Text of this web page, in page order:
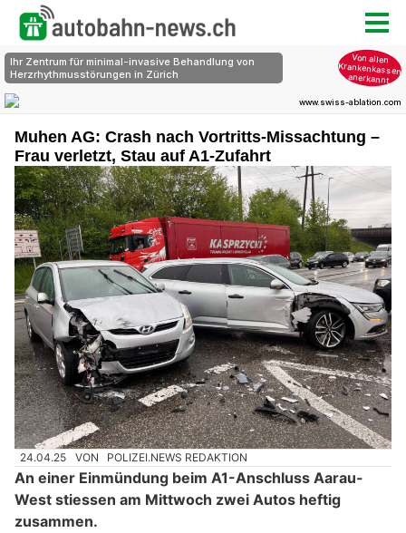
Muhen AG: Crash nach Vortritts-Missachtung –
Frau verletzt, Stau auf A1-Zufahrt
24.04.25 VON POLIZEI.NEWS REDAKTION
An einer Einmündung beim A1-Anschluss Aarau-
West stiessen am Mittwoch zwei Autos heftig
zusammen.